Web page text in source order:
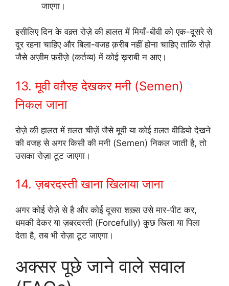
जाएगा।
इसीलिए दिन के वक़्त रोज़े की हालत में मियाँ-बीवी को एक-दूसरे से
दूर रहना चाहिए और बिला-वजह क़रीब नहीं होना चाहिए ताकि रोज़े
जैसे अज़ीम फ़रीज़े (कर्तव्य) में कोई ख़राबी न आए।
13. मूवी वग़ैरह देखकर मनी (Semen)
निकल जाना
रोज़े की हालत में ग़लत चीज़ें जैसे मूवी या कोई ग़लत वीडियो देखने
की वजह से अगर किसी की मनी (Semen) निकल जाती है, तो
उसका रोज़ा टूट जाएगा।
14. ज़बरदस्ती खाना खिलाया जाना
अगर कोई रोज़े से है और कोई दूसरा शख़्स उसे मार-पीट कर,
धमकी देकर या ज़बरदस्ती (Forcefully) कुछ खिला या पिला
देता है, तब भी रोज़ा टूट जाएगा।
अक्सर पूछे जाने वाले सवाल